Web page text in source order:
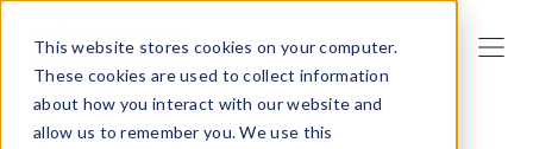
This website stores cookies on your computer.
These cookies are used to collect information
about how you interact with our website and
allow us to remember you. We use this